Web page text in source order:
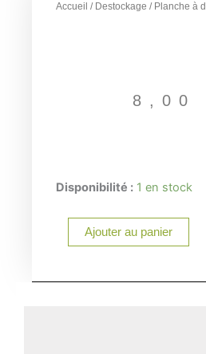
Accueil / Destockage / Planche à
8,00
Disponibilité : 1 en stock
quantité
Planche
découper
Ajouter au panier